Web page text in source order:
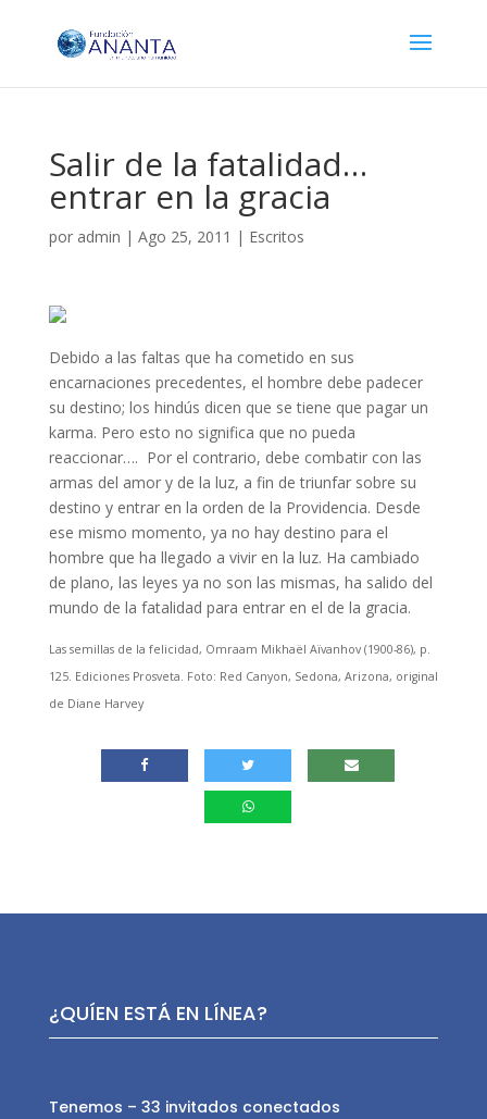
Salir de la fatalidad…
entrar en la gracia
por admin | Ago 25, 2011 | Escritos
Debido a las faltas que ha cometido en sus
encarnaciones precedentes, el hombre debe padecer
su destino; los hindús dicen que se tiene que pagar un
karma. Pero esto no significa que no pueda
reaccionar…. Por el contrario, debe combatir con las
armas del amor y de la luz, a fin de triunfar sobre su
destino y entrar en la orden de la Providencia. Desde
ese mismo momento, ya no hay destino para el
hombre que ha llegado a vivir en la luz. Ha cambiado
de plano, las leyes ya no son las mismas, ha salido del
mundo de la fatalidad para entrar en el de la gracia.
Las semillas de la felicidad, Omraam Mikhaël Aïvanhov (1900-86), p.
125. Ediciones Prosveta. Foto: Red Canyon, Sedona, Arizona, original
de Diane Harvey
¿QUÍEN ESTÁ EN LÍNEA?
Tenemos – 33 invitados conectados